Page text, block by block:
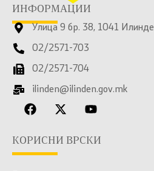
ИНФОРМАЦИИ
Улица 9 бр. 38, 1041
02/2571-703
02/2571-704
ilinden@ilinden.gov.mk
КОРИСНИ ВРСКИ